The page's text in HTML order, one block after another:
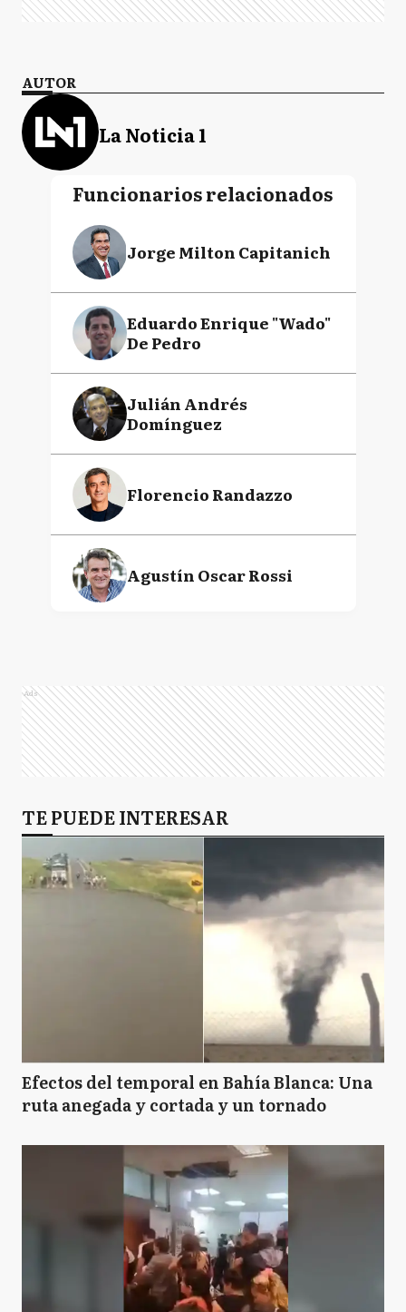
AUTOR
La Noticia 1
Funcionarios relacionados
Jorge Milton Capitanich
Eduardo Enrique "Wado"
De Pedro
Julián Andrés
Domínguez
Florencio Randazzo
Agustín Oscar Rossi
Ads
TE PUEDE INTERESAR
Efectos del temporal en Bahía Blanca: Una
ruta anegada y cortada y un tornado